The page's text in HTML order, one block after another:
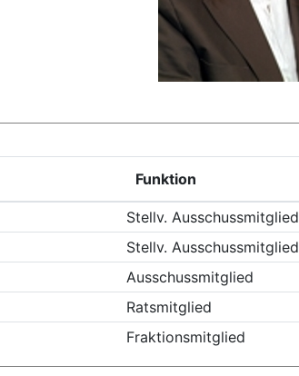
Funktion
Stellv. Ausschussmitglied
Stellv. Ausschussmitglied
Ausschussmitglied
Ratsmitglied
Fraktionsmitglied